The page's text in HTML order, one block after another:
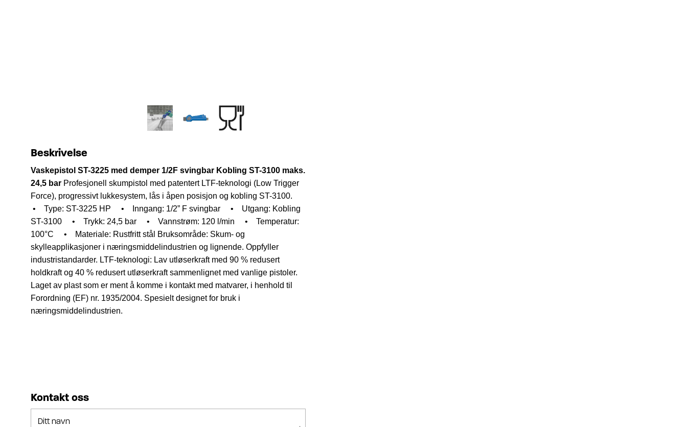
Beskrivelse
Vaskepistol ST-3225 med demper 1/2F svingbar Kobling ST-3100 maks.
24,5 bar Profesjonell skumpistol med patentert LTF-teknologi (Low Trigger
Force), progressivt lukkesystem, lås i åpen posisjon og kobling ST-3100.
• Type: ST-3225 HP
• Inngang: 1/2” F svingbar
• Utgang: Kobling
ST-3100
• Trykk: 24,5 bar • Vannstrøm: 120 l/min
• Temperatur:
100°C
• Materiale: Rustfritt stål
Bruksområde: Skum- og
skylleapplikasjoner i næringsmiddelindustrien og lignende. Oppfyller
industristandarder. LTF-teknologi: Lav utløserkraft med 90 % redusert
holdkraft og 40 % redusert utløserkraft sammenlignet med vanlige pistoler.
Laget av plast som er ment å komme i kontakt med matvarer, i henhold til
Forordning (EF) nr. 1935/2004. Spesielt designet for bruk i
næringsmiddelindustrien.
Kontakt oss
Ditt navn